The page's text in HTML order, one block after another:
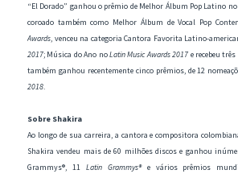
“El Dorado” ganhou o prêmio de Melhor Álbum Pop Latino no
coroado também como Melhor Álbum de Vocal Pop
Awards, venceu na categoria Cantora Favorita Latino-
2017; Música do Ano noLatin Music Awards 2017 e recebeu
também ganhou recentemente cinco prêmios, de 12
2018.
Sobre Shakira
Ao longo de sua carreira, a cantora e compositora
Shakira vendeu mais de 60 milhões discos e ganhou
Grammys®, 11 Latin Grammys®e vários prêmios